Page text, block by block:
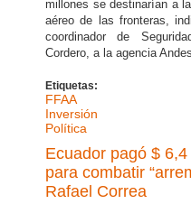
millones se destinarían a
aéreo de las fronteras,
coordinador de
Cordero, a la agencia
Etiquetas:
FFAA
Inversión
Política
Ecuador pagó $
para combatir
Rafael Correa